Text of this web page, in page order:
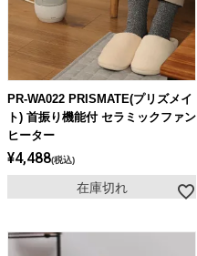
PR-WA022 PRISMATE(プリズメイ
ト) 首振り機能付 セラミックファン
ヒーター
¥4,488 税込
在庫切れ